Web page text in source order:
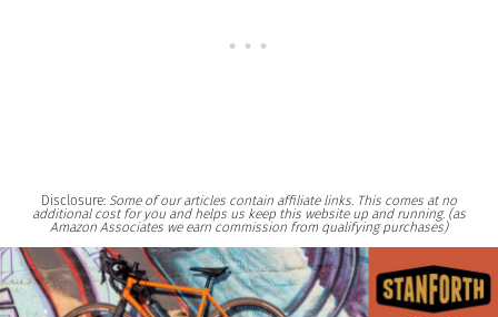
Disclosure: Some of our articles contain affiliate links. This comes at no
additional cost for you and helps us keep this website up and running. (as
Amazon Associates we earn commission from qualifying purchases)